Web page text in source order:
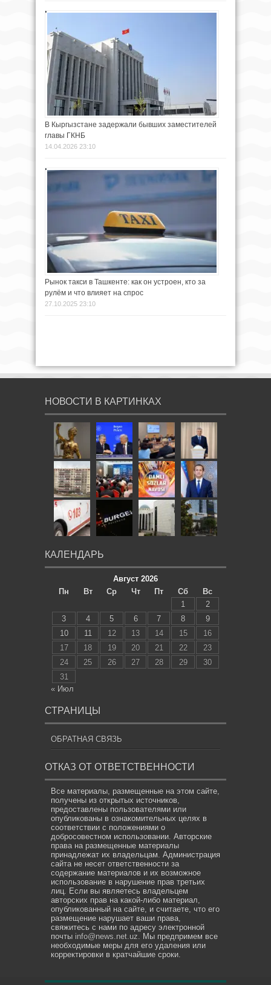
В Кыргызстане задержали бывших заместителей
главы ГКНБ
14.04.2026 23:10
Рынок такси в Ташкенте: как он устроен, кто за
рулём и что влияет на спрос
27.10.2025 23:10
НОВОСТИ В КАРТИНКАХ
КАЛЕНДАРЬ
Август 2026
Пн
Вт Ср Чт Пт Сб
Вс
1
2
3
4 5 6 7 8
9
10
11 12 13 14 15
16
17
18 19 20 21 22
23
24
25 26 27 28 29
30
31
« Июл
СТРАНИЦЫ
ОБРАТНАЯ СВЯЗЬ
ОТКАЗ ОТ ОТВЕТСТВЕННОСТИ
Все материалы, размещенные на этом сайте,
получены из открытых источников,
предоставлены пользователями или
опубликованы в ознакомительных целях в
соответствии с положениями о
добросовестном использовании. Авторские
права на размещенные материалы
принадлежат их владельцам. Администрация
сайта не несет ответственности за
содержание материалов и их возможное
использование в нарушение прав третьих
лиц. Если вы являетесь владельцем
авторских прав на какой-либо материал,
опубликованный на сайте, и считаете, что его
размещение нарушает ваши права,
свяжитесь с нами по адресу электронной
почты info@news.net.uz. Мы предпримем все
необходимые меры для его удаления или
корректировки в кратчайшие сроки.